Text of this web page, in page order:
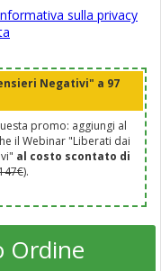
sulla privacy
Negativi" a 97
promo: aggiungi al
il Webinar "Liberati dai
al costo scontato di
).
Ordine